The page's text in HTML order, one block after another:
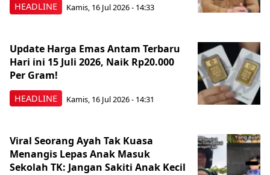
HEADLINE Kamis, 16 Jul 2026 - 14:33
HEADLINE
Update Harga Emas Antam Terbaru
Hari ini 15 Juli 2026, Naik Rp20.000
Per Gram!
Kamis, 16 Jul 2026 - 14:31
Viral Seorang Ayah Tak Kuasa
Menangis Lepas Anak Masuk
Sekolah TK: Jangan Sakiti Anak Kecil